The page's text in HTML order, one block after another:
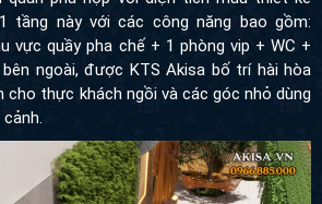
tầng này với các công năng bao gồm:
vực quầy pha chế + 1 phòng vip + WC +
ngoài,được KTS Akisa bố trí hài hòa
cho thực khách ngồi và các góc nhỏ dùng